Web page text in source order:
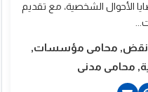
الأحوال الشخصية، مع تقديم
نقض, محامى مؤسسات,
محامى مدنى